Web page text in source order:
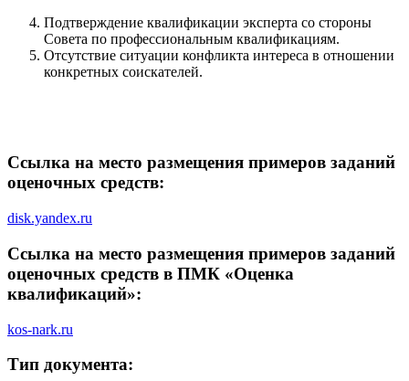
Подтверждение квалификации эксперта со стороны
Совета по профессиональным квалификациям.
Отсутствие ситуации конфликта интереса в отношении
конкретных соискателей.
Ссылка на место размещения примеров заданий
оценочных средств:
disk.yandex.ru
Ссылка на место размещения примеров заданий
оценочных средств в ПМК «Оценка
квалификаций»:
kos-nark.ru
Тип документа: